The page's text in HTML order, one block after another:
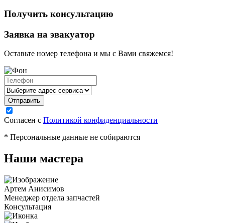
Получить консультацию
Заявка на эвакуатор
Оставьте номер телефона и мы с Вами свяжемся!
Согласен с Политикой конфиденциальности
* Персональные данные не собираются
Наши мастера
Артем Анисимов
Менеджер отдела запчастей
Консультация